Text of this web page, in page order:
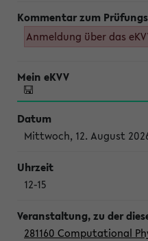
Anmeldung über das
Mittwoch, 12. August
12-15
281160 Computational